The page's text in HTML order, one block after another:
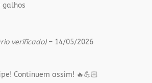
galhos
verificado) – 14/05/2026
Continuem assim! 🔥💪🏻